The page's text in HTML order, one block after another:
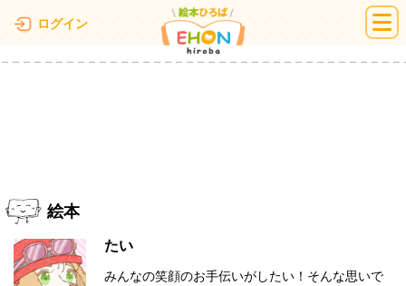
ログイン 絵本ひろば
絵本
たい
みんなの笑顔のお手伝いがしたい！そんな思いで